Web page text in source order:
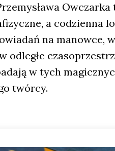
a codzien­na
na manow­ce,
w tych
twór­cy.